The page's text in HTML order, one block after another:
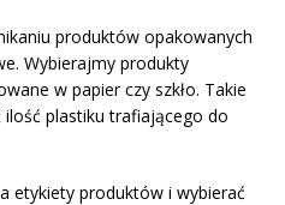
produktów opakowanych
Wybierajmy produkty
w papier czy szkło. Takie
plastiku trafiającego do
etykiety produktów i wybierać